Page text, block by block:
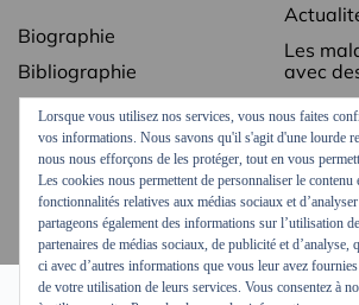
Biographie
Bibliographie
Revue de presse
Contact
Mentions légales
Les
avec
Les
Lorsque vous utilisez nos services, vous nous faites
vos informations. Nous savons qu'il s'agit d'une lourde
nous nous efforçons de les protéger, tout en vous
Les cookies nous permettent de personnaliser le contenu
fonctionnalités relatives aux médias sociaux et
partageons également des informations sur l’utilisation
partenaires de médias sociaux, de publicité et d’analyse,
ci avec d’autres informations que vous leur avez
de votre utilisation de leurs services. Vous consentez à